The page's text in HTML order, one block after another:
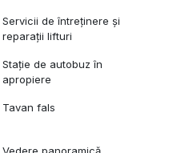
Servicii de întreținere și
reparații lifturi
Stație de autobuz în
apropiere
Tavan fals
Vedere panoramică